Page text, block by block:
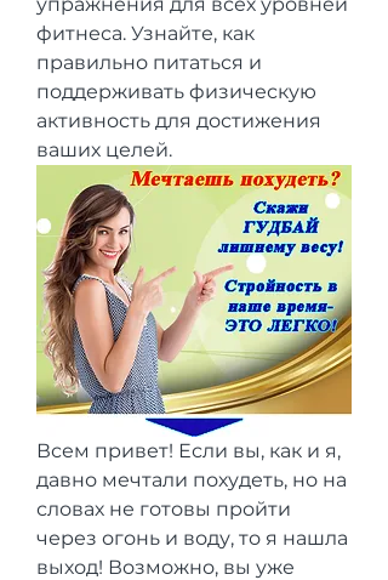
фитнеса. Узнайте, как
правильно питаться и
поддерживать физическую
активность для достижения
ваших целей.
Всем привет! Если вы, как и я,
давно мечтали похудеть, но на
словах не готовы пройти
через огонь и воду, то я нашла
выход! Возможно, вы уже